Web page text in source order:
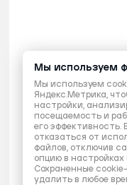
Мы используем
Мы используем
Яндекс.Метрика,
настройки,
посещаемость и
его эффективность.
отказаться от
файлов, отключив
опцию в настройках
Сохраненные
удалить в любое